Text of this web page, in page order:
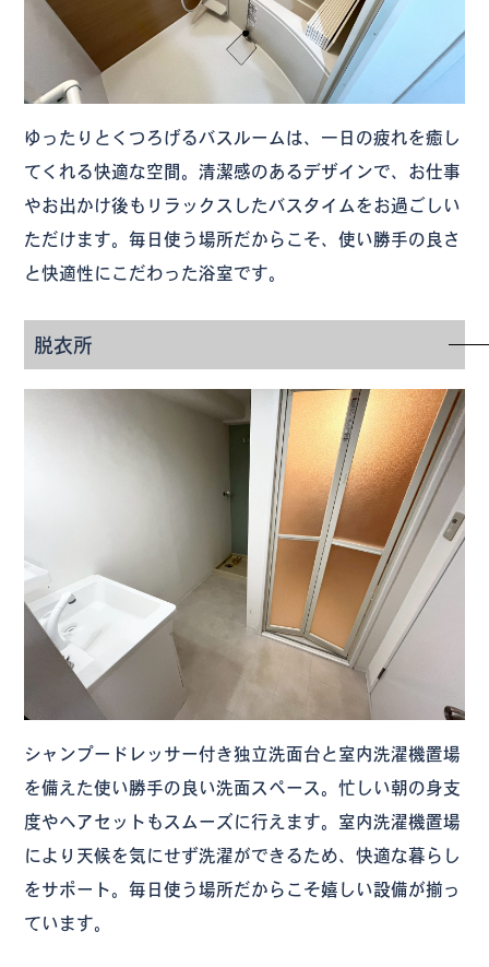
ゆったりとくつろげるバスルームは、一日の疲れを癒し
てくれる快適な空間。清潔感のあるデザインで、お仕事
やお出かけ後もリラックスしたバスタイムをお過ごしい
ただけます。毎日使う場所だからこそ、使い勝手の良さ
と快適性にこだわった浴室です。
脱衣所
シャンプードレッサー付き独立洗面台と室内洗濯機置場
を備えた使い勝手の良い洗面スペース。忙しい朝の身支
度やヘアセットもスムーズに行えます。室内洗濯機置場
により天候を気にせず洗濯ができるため、快適な暮らし
をサポート。毎日使う場所だからこそ嬉しい設備が揃っ
ています。